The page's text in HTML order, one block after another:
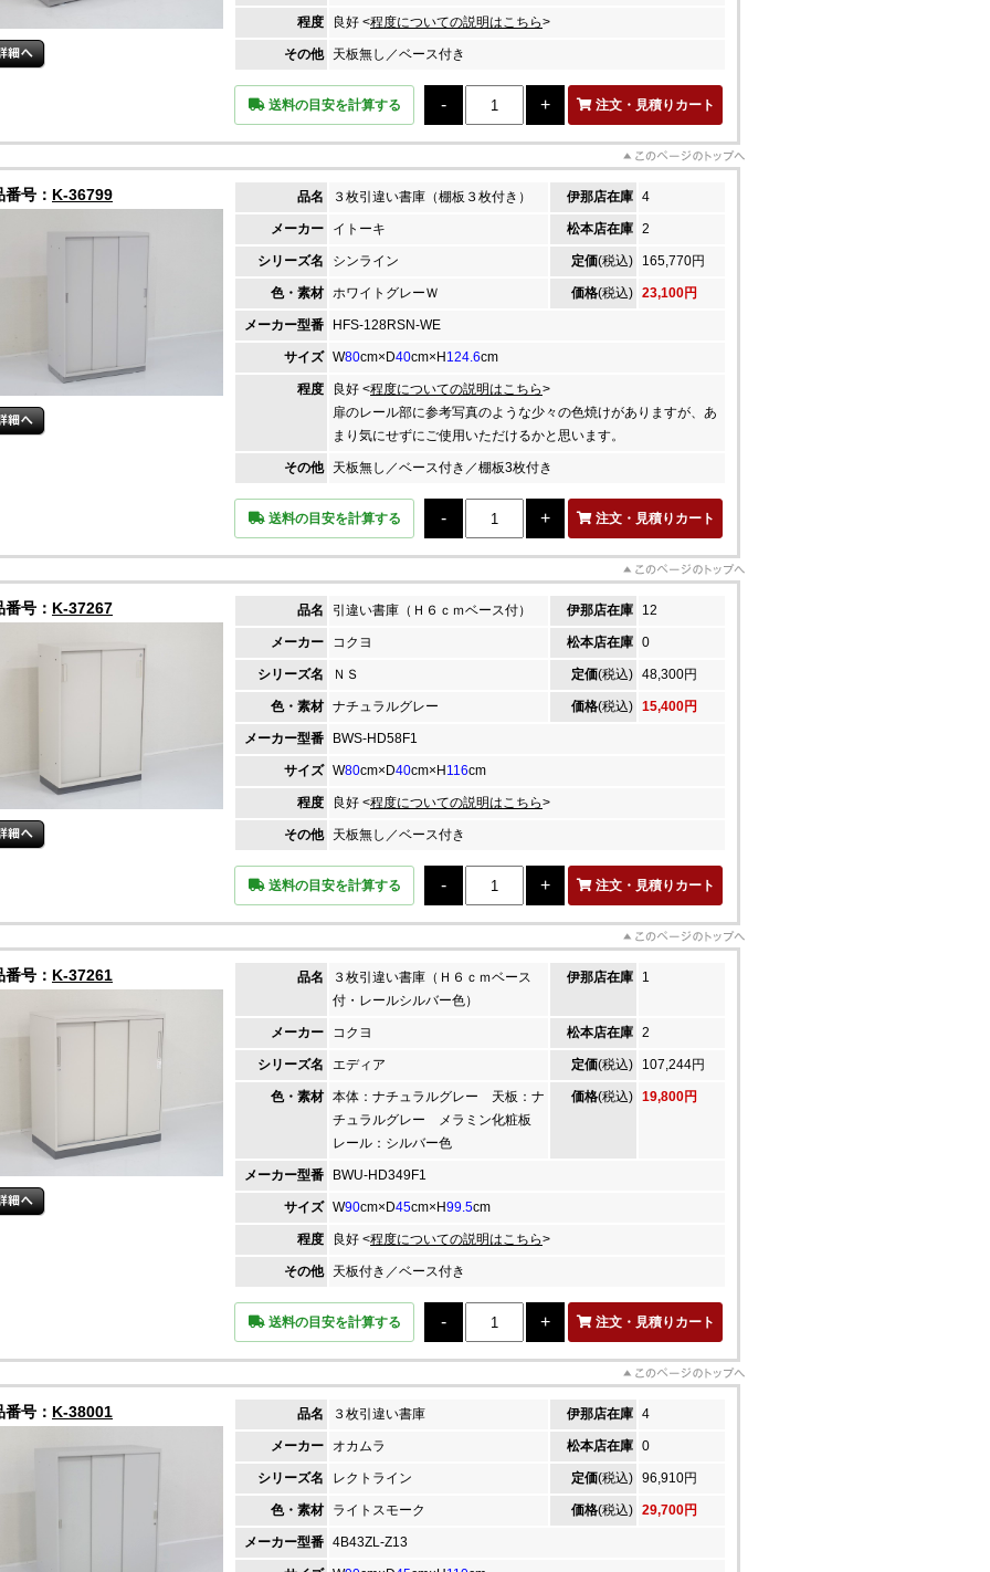
程度 良好 <程度についての説明はこちら>
その他 天板無し／ベース付き
送料の目安を計算する 注文・見積りカート
番号： K-36799 品名 ３枚引違い書庫（棚板３枚付き） 伊那店在庫 4
メーカー イトーキ 松本店在庫 2
シリーズ名 シンライン 定価(税込) 165,770円
色・素材 ホワイトグレーＷ 価格(税込) 23,100円
メーカー型番 HFS-128RSN-WE
サイズ W80cm×D40cm×H 124.6cm
程度 良好 <程度についての説明はこちら>
扉のレール部に参考写真のような少々の色焼けがありますが、あ
まり気にせずにご使用いただけるかと思います。
その他 天板無し／ベース付き／棚板3枚付き
送料の目安を計算する 注文・見積りカート
番号： K-37267 品名 引違い書庫（Ｈ６ｃｍベース付） 伊那店在庫 12
メーカー コクヨ 松本店在庫 0
シリーズ名 ＮＳ 定価(税込) 48,300円
色・素材 ナチュラルグレー 価格(税込) 15,400円
メーカー型番 BWS-HD58F1
サイズ W80cm×D40cm×H 116cm
程度 良好 <程度についての説明はこちら>
その他 天板無し／ベース付き
送料の目安を計算する 注文・見積りカート
番号： K-37261 品名
３枚引違い書庫（Ｈ６ｃｍベース
付・レールシルバー色）
伊那店在庫 1
メーカー コクヨ 松本店在庫 2
シリーズ名 エディア 定価(税込) 107,244円
色・素材 本体：ナチュラルグレー 天板：ナ
チュラルグレー メラミン化粧板
レール：シルバー色
価格(税込) 19,800円
メーカー型番 BWU-HD349F1
サイズ W90cm×D45cm×H99.5cm
程度 良好 <程度についての説明はこちら>
その他 天板付き／ベース付き
送料の目安を計算する 注文・見積りカート
番号： K-38001 品名 ３枚引違い書庫 伊那店在庫 4
メーカー オカムラ 松本店在庫 0
シリーズ名 レクトライン 定価(税込) 96,910円
色・素材 ライトスモーク 価格(税込) 29,700円
メーカー型番 4B43ZL-Z13